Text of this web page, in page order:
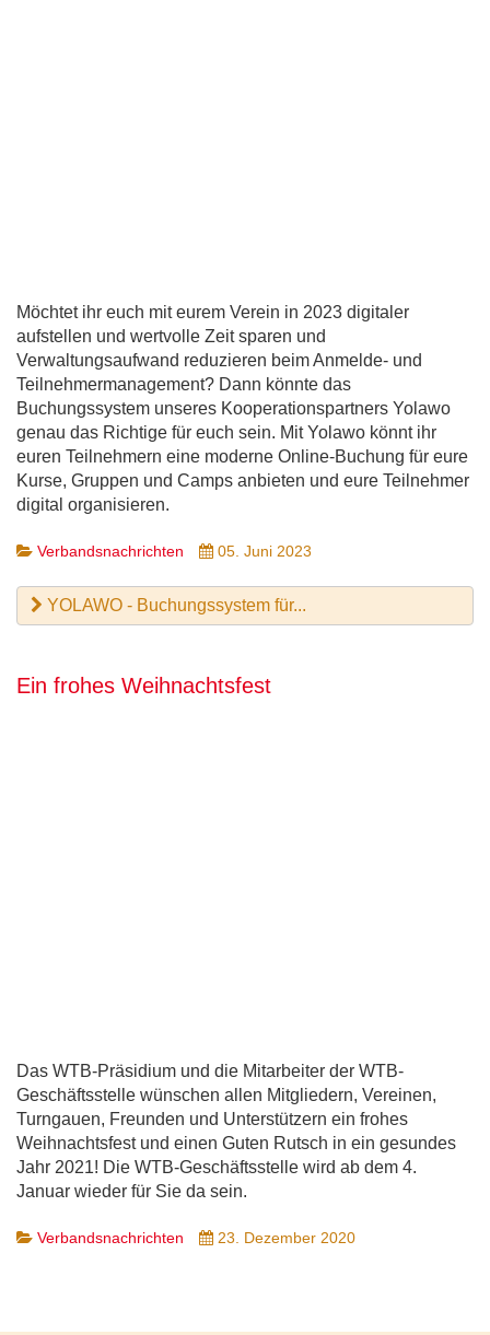
Möchtet ihr euch mit eurem Verein in 2023 digitaler
aufstellen und wertvolle Zeit sparen und
Verwaltungsaufwand reduzieren beim Anmelde- und
Teilnehmermanagement? Dann könnte das
Buchungssystem unseres Kooperationspartners Yolawo
genau das Richtige für euch sein. Mit Yolawo könnt ihr
euren Teilnehmern eine moderne Online-Buchung für eure
Kurse, Gruppen und Camps anbieten und eure Teilnehmer
digital organisieren.
Verbandsnachrichten 05. Juni 2023
YOLAWO - Buchungssystem für...
Ein frohes Weihnachtsfest
Das WTB-Präsidium und die Mitarbeiter der WTB-
Geschäftsstelle wünschen allen Mitgliedern, Vereinen,
Turngauen, Freunden und Unterstützern ein frohes
Weihnachtsfest und einen Guten Rutsch in ein gesundes
Jahr 2021! Die WTB-Geschäftsstelle wird ab dem 4.
Januar wieder für Sie da sein.
Verbandsnachrichten 23. Dezember 2020